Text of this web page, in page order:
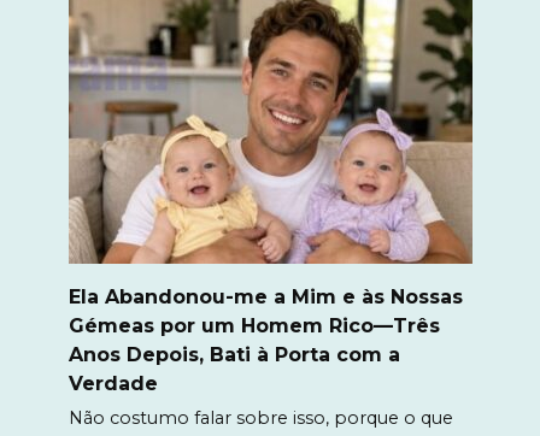
Ela Abandonou-me a Mim e às Nossas
Gémeas por um Homem Rico—Três
Anos Depois, Bati à Porta com a
Verdade
Não costumo falar sobre isso, porque o que